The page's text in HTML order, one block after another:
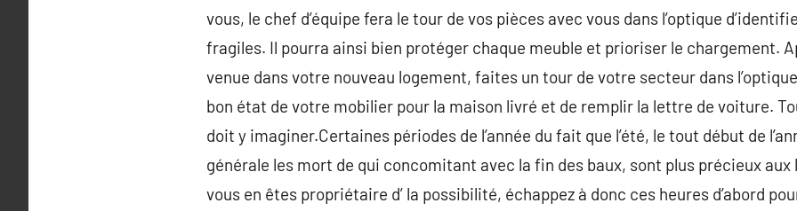
vous, le chef d’équipe fera le tour de vos pièces avec vous dans l’optique
fragiles. Il pourra ainsi bien protéger chaque meuble et prioriser le chargement.
venue dans votre nouveau logement, faites un tour de votre secteur dans
bon état de votre mobilier pour la maison livré et de remplir la lettre de voiture.
doit y imaginer.Certaines périodes de l’année du fait que l’été, le tout début de
générale les mort de qui concomitant avec la fin des baux, sont plus précieux aux
vous en êtes propriétaire d’ la possibilité, échappez à donc ces heures d’abord